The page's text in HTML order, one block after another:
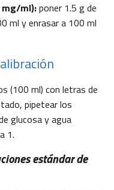
mg/ml):poner 1.5 g de
ml y enrasar a 100 ml
(100 ml) con letras de
pipetear los
glucosa y agua
1.
estándar de